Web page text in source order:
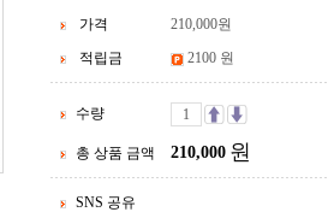
가격
210,000원
적립금
2100 원
수량
총 상품 금액 210,000 원
SNS 공유